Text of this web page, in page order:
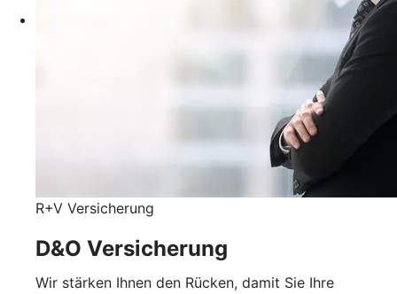
R+V Versicherung
D&O Versicherung
Wir stärken Ihnen den Rücken, damit Sie Ihre